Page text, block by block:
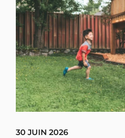
30 JUIN 2026